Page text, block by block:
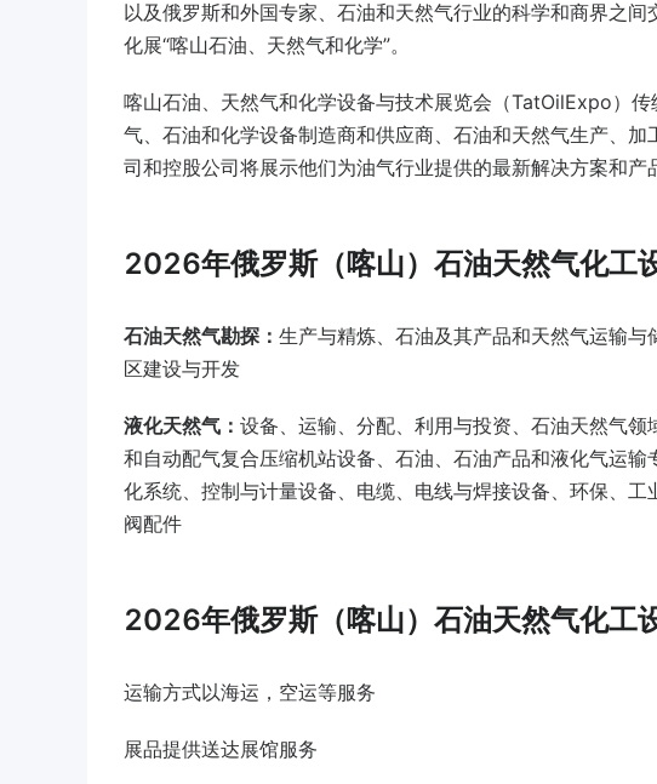
以及俄罗斯和外国专家、石油和天然气行业的科学和商界之
化展“喀山石油、天然气和化学”。
喀山石油、天然气和化学设备与技术展览会（TatOilExpo）
气、石油和化学设备制造商和供应商、石油和天然气生产、
司和控股公司将展示他们为油气行业提供的最新解决方案和产
2026年俄罗斯（喀山）石油天然气化工
石油天然气勘探： 生产与精炼、石油及其产品和天然气运输
区建设与开发
液化天然气： 设备、运输、分配、利用与投资、石油天然气
和自动配气复合压缩机站设备、石油、石油产品和液化气运
化系统、控制与计量设备、电缆、电线与焊接设备、环保、
阀配件
2026年俄罗斯（喀山）石油天然气化工
运输方式以海运，空运等服务
展品提供送达展馆服务